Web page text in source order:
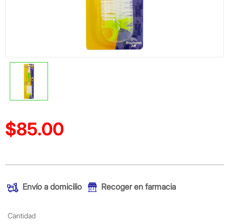
Precio reducido de
$85.00
Envío a domicilio Recoger en farmacia
Cantidad